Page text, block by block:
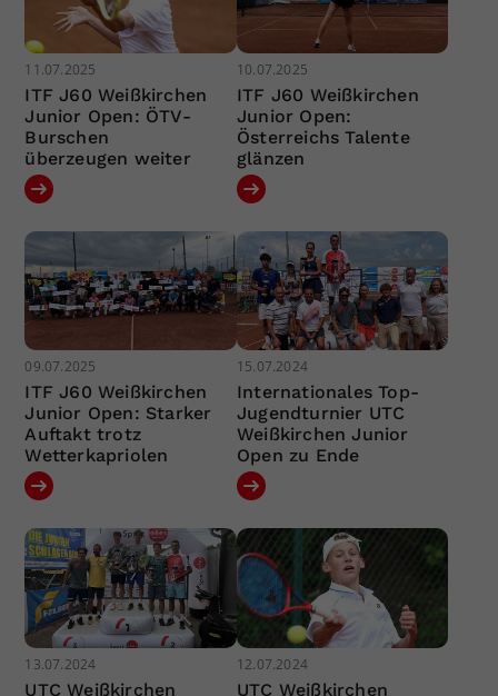
11.07.2025
ITF J60 Weißkirchen
Junior Open: ÖTV-
Burschen
überzeugen weiter
10.07.2025
ITF J60 Weißkirchen
Junior Open:
Österreichs Talente
glänzen
09.07.2025
ITF J60 Weißkirchen
Junior Open: Starker
Auftakt trotz
Wetterkapriolen
15.07.2024
Internationales Top-
Jugendturnier UTC
Weißkirchen Junior
Open zu Ende
13.07.2024
UTC Weißkirchen
12.07.2024
UTC Weißkirchen